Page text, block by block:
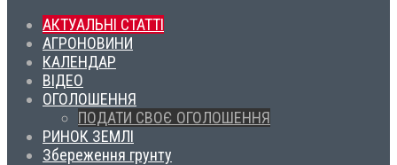
АКТУАЛЬНІ СТАТТІ
АГРОНОВИНИ
КАЛЕНДАР
ВІДЕО
ОГОЛОШЕННЯ
ПОДАТИ СВОЄ ОГОЛОШЕННЯ
РИНОК ЗЕМЛІ
Збереження грунту